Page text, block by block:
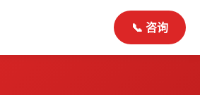
📞 咨询